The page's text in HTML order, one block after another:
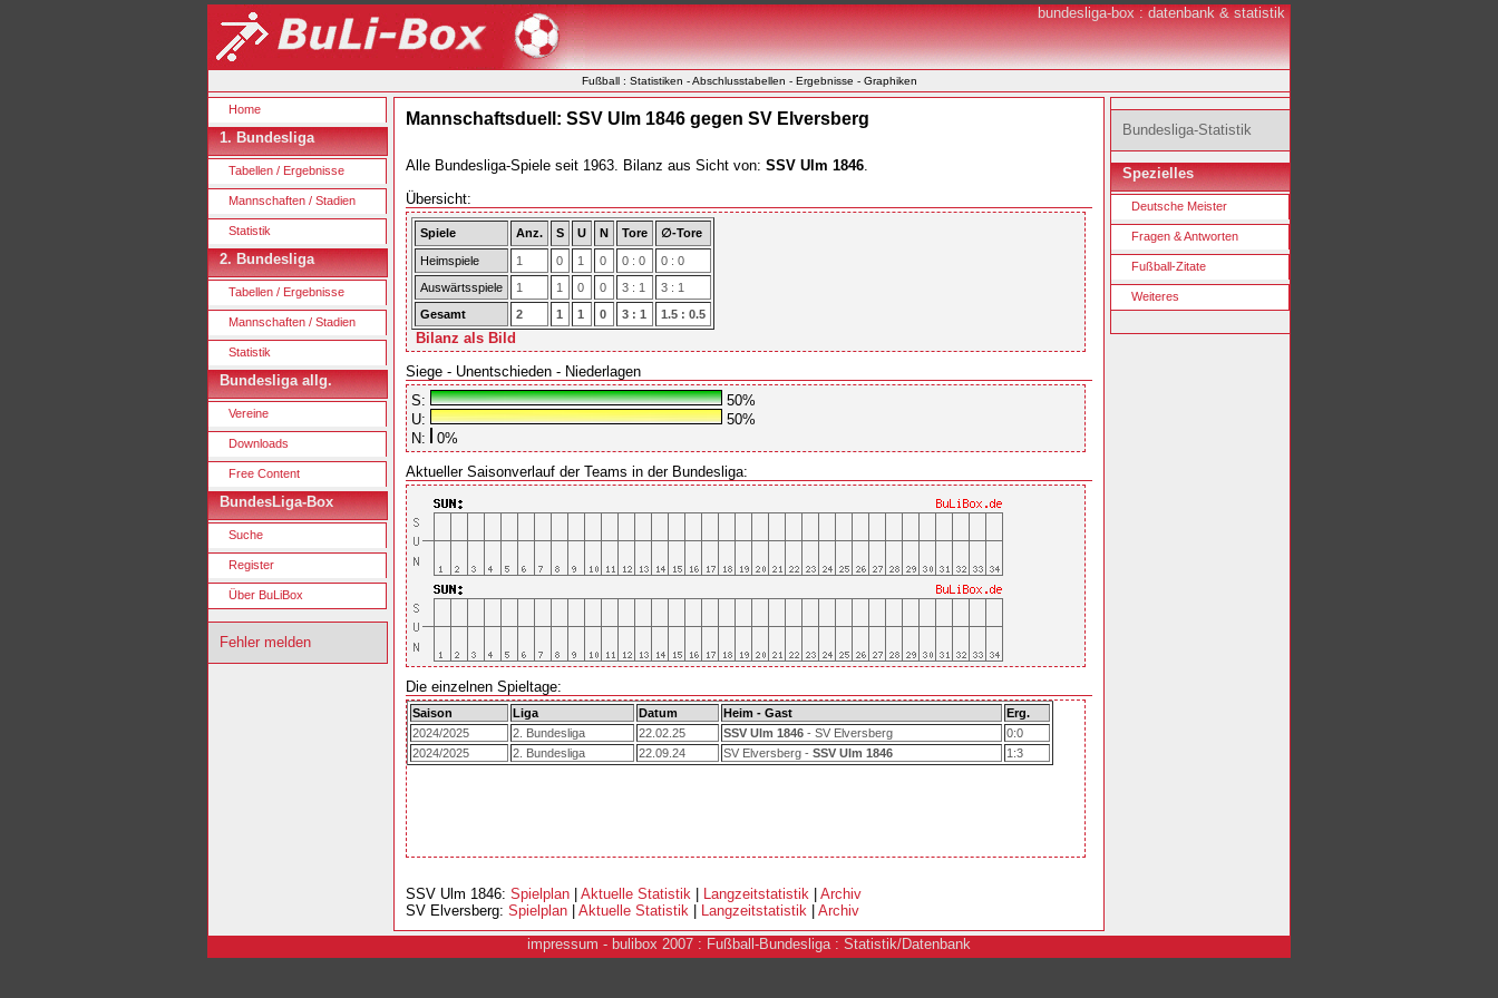
bundesliga-box : datenbank & statistik
Fußball : Statistiken - Abschlusstabellen - Ergebnisse - Graphiken
Home
1. Bundesliga
Tabellen / Ergebnisse
Mannschaften / Stadien
Statistik
2. Bundesliga
Tabellen / Ergebnisse
Mannschaften / Stadien
Statistik
Bundesliga allg.
Vereine
Downloads
Free Content
BundesLiga-Box
Suche
Register
Über BuLiBox
Fehler melden
Bundesliga-Statistik
Spezielles
Deutsche Meister
Fragen & Antworten
Fußball-Zitate
Weiteres
Mannschaftsduell: SSV Ulm 1846 gegen SV Elversberg
Alle Bundesliga-Spiele seit 1963. Bilanz aus Sicht von: SSV Ulm 1846.
Übersicht:
Spiele Anz. S U N Tore ∅-Tore
Heimspiele 1 0 1 0 0 : 0
0 : 0
Auswärtsspiele
1 1 0 0 3 : 1
3 : 1
Gesamt
2 1 1 0 3 : 1 1.5 : 0.5
Bilanz als Bild
Siege - Unentschieden - Niederlagen
S:
50%
U:
50%
N:
0%
Aktueller Saisonverlauf der Teams in der Bundesliga:
Die einzelnen Spieltage:
Saison Liga Datum Heim - Gast
Erg.
2024/2025
2. Bundesliga 22.02.25 SSV Ulm 1846 - SV Elversberg
0:0
2024/2025
2. Bundesliga 22.09.24 SV Elversberg - SSV Ulm 1846 1:3
SSV Ulm 1846: Spielplan Aktuelle Statistik Langzeitstatistik
Archiv
SV Elversberg: Spielplan Aktuelle Statistik Langzeitstatistik
Archiv
impressum - bulibox 2007 : Fußball-Bundesliga : Statistik/Datenbank